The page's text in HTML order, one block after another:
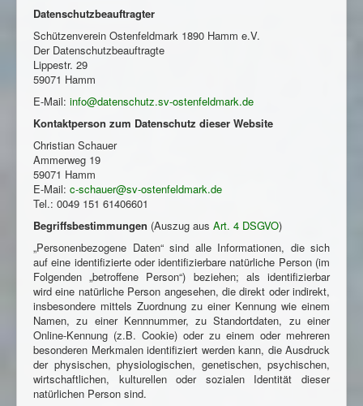
Datenschutzbeauftragter
Schützenverein Ostenfeldmark 1890 Hamm e.V.
Der Datenschutzbeauftragte
Lippestr. 29
59071 Hamm
E-Mail: info@datenschutz.sv-ostenfeldmark.de
Kontaktperson zum Datenschutz dieser Website
Christian Schauer
Ammerweg 19
59071 Hamm
E-Mail: c-schauer@sv-ostenfeldmark.de
Tel.: 0049 151 61406601
Begriffsbestimmungen (Auszug aus Art. 4 DSGVO)
„Personenbezogene Daten“ sind alle Informationen, die sich
auf eine identifizierte oder identifizierbare natürliche Person (im
Folgenden „betroffene Person“) beziehen; als identifizierbar
wird eine natürliche Person angesehen, die direkt oder indirekt,
insbesondere mittels Zuordnung zu einer Kennung wie einem
Namen, zu einer Kennnummer, zu Standortdaten, zu einer
Online-Kennung (z.B. Cookie) oder zu einem oder mehreren
besonderen Merkmalen identifiziert werden kann, die Ausdruck
der physischen, physiologischen, genetischen, psychischen,
wirtschaftlichen, kulturellen oder sozialen Identität dieser
natürlichen Person sind.